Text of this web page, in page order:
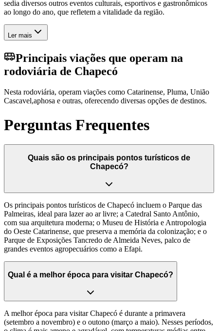
sedia diversos outros eventos culturais, esportivos e gastronômicos
ao longo do ano, que refletem a vitalidade da região.
Ler mais
Principais viações que operam na
rodoviária de Chapecó
Nesta rodoviária, operam viações como Catarinense, Pluma, União
Cascavel,aphosa e outras, oferecendo diversas opções de destinos.
Perguntas Frequentes
Quais são os principais pontos turísticos de
Chapecó?
Os principais pontos turísticos de Chapecó incluem o Parque das
Palmeiras, ideal para lazer ao ar livre; a Catedral Santo Antônio,
com sua arquitetura moderna; o Museu de História e Antropologia
do Oeste Catarinense, que preserva a memória da colonização; e o
Parque de Exposições Tancredo de Almeida Neves, palco de
grandes eventos agropecuários como a Efapi.
Qual é a melhor época para visitar Chapecó?
A melhor época para visitar Chapecó é durante a primavera
(setembro a novembro) e o outono (março a maio). Nesses períodos,